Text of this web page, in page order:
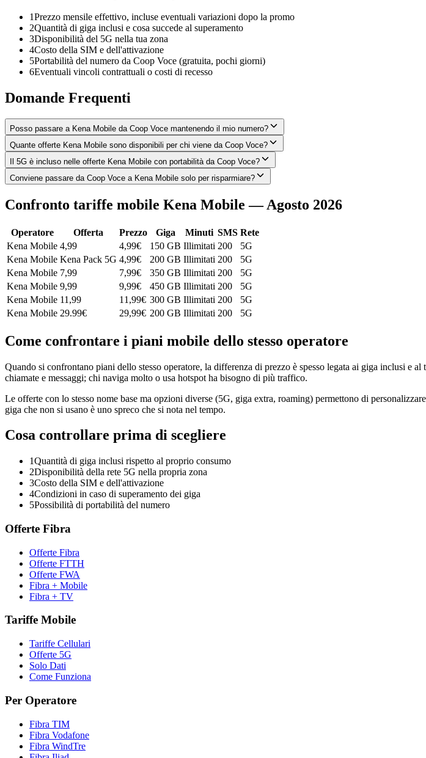
1Prezzo mensile effettivo, incluse eventuali variazioni dopo la promo
2Quantità di giga inclusi e cosa succede al superamento
3Disponibilità del 5G nella tua zona
4Costo della SIM e dell'attivazione
5Portabilità del numero da Coop Voce (gratuita, pochi giorni)
6Eventuali vincoli contrattuali o costi di recesso
Domande Frequenti
Posso passare a Kena Mobile da Coop Voce mantenendo il mio numero?
Quante offerte Kena Mobile sono disponibili per chi viene da Coop Voce?
Il 5G è incluso nelle offerte Kena Mobile con portabilità da Coop Voce?
Conviene passare da Coop Voce a Kena Mobile solo per risparmiare?
Confronto tariffe mobile Kena Mobile — Agosto 2026
Operatore Offerta Prezzo Giga Minuti SMS Rete
Kena Mobile 4,99 4,99€ 150 GB Illimitati 200
5G
Kena Mobile Kena Pack 5G 4,99€ 200 GB Illimitati 200
5G
Kena Mobile 7,99 7,99€ 350 GB Illimitati 200
5G
Kena Mobile 9,99 9,99€ 450 GB Illimitati 200
5G
Kena Mobile 11,99 11,99€ 300 GB Illimitati 200
5G
Kena Mobile 29.99€ 29,99€ 200 GB Illimitati 200 5G
Come confrontare i piani mobile dello stesso operatore
Quando si confrontano piani dello stesso operatore, la differenza di prezzo è spesso legata ai giga inclusi e
chiamate e messaggi; chi naviga molto o usa hotspot ha bisogno di più traffico.
Le offerte con lo stesso nome base ma opzioni diverse (5G, giga extra, roaming) permettono di
giga che non si usano è uno spreco che si nota nel tempo.
Cosa controllare prima di scegliere
1Quantità di giga inclusi rispetto al proprio consumo
2Disponibilità della rete 5G nella propria zona
3Costo della SIM e dell'attivazione
4Condizioni in caso di superamento dei giga
5Possibilità di portabilità del numero
Offerte Fibra
Offerte Fibra
Offerte FTTH
Offerte FWA
Fibra + Mobile
Fibra + TV
Tariffe Mobile
Tariffe Cellulari
Offerte 5G
Solo Dati
Come Funziona
Per Operatore
Fibra TIM
Fibra Vodafone
Fibra WindTre